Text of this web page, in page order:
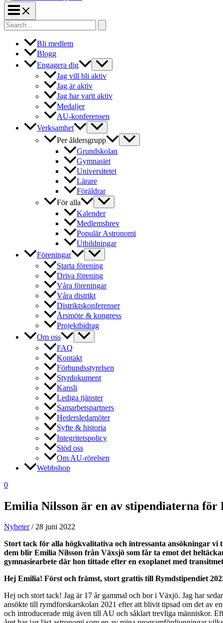
Search
for:
Bli medlem
Blogg
Engagera dig
Jag vill bli aktiv
Jag är aktiv
Jag har varit aktiv
Medaljer
AU-konferensen
Verksamhet
Per åldersgrupp
Grundskolan
Gymnasiet
Universitetet
Lärare
Föräldrar
För alla
Kalender
Medlemsbrev
Populär Astronomi
Utbildningar
Föreningar
Starta förening
Driva förening
Våra föreningar
Våra distrikt
Distriktskonferenser
Årsmöte & kongress
Projektbidrag
Om oss
FAQ
Kontakt
Förbundsstyrelsen
Styrdokument
Kansli
Lediga tjänster
Samarbetspartners
Hedersledamöter
Syfte & historia
Integritetspolicy
Stöd oss
Om AU-rörelsen
Webbshop
0
Emilia Nilsson är en av stipendiaterna för
Nyheter/28 juni 2022
Stort tack för alla högkvalitativa och intressanta ansökningar
dem blir Emilia Nilsson från Växsjö som får ta emot det
gymnasiearbete där hon tittade efter en exoplanet med
Hej Emilia! Först och främst, stort grattis till Rymdstipendiet
Hej och stort tack! Jag är 17 år gammal och bor i Växjö. Jag har
ansökte till rymdforskarskolan 2021 efter att blivit tipsad om det av
och introducerade mig även till AU och såklart trevliga människor.